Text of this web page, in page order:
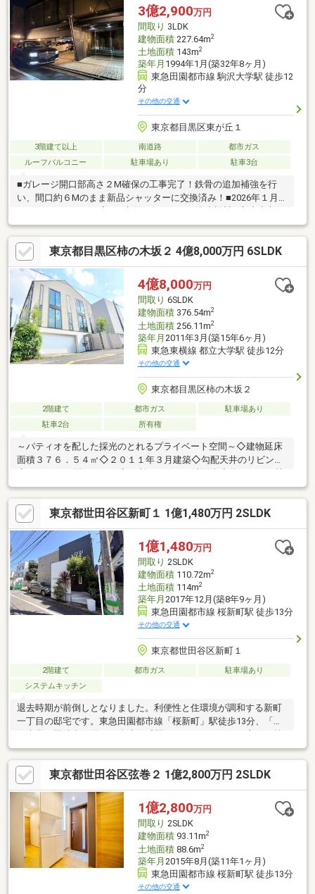
3億2,900万円
間取り 3LDK
建物面積227.64m2
土地面積143m2
築年月 1994年1月(築32年8ヶ月)
東急田園都市線 駒沢大学駅 徒歩12
分
その他の交通
東京都目黒区東が丘１
3階建て以上 南道路
都市ガス
ルーフバルコニー
駐車場あり 駐車3台
■ガレージ開口部高さ２M確保の工事完了！鉄骨の追加補強を行
い、間口約６Mのまま新品シャッターに交換済み！■2026年１月
宅では不可能な柱や壁のないワイドスパンの特大ガレージ＆リビ
ング！■２階リビングは大型強化ガラス張りに天井高２．６M解放
感抜群！室内ドアも特注サイズ！■南向き3階マスターベッドルー
ムに屋外パーティー、BBQも楽しめる特大バルコニー(ガス口・水
道・ライト既設)■防犯対策万全！ＳＥＣＯＭオートロックシステ
ム、防犯カメラ設置あり！■全館トイレキッチンバスルームに至
るまでスピーカー既設～24時間音楽のある生活を～
東京都目黒区柿の木坂２ 4億8,000万円 6SLDK
4億8,000万円
間取り 6SLDK
建物面積376.54m2
土地面積256.11m2
築年月 2011年3月(築15年6ヶ月)
東急東横線 都立大学駅 徒歩12分
その他の交通
東京都目黒区柿の木坂２
2階建て 都市ガス
駐車場あり
駐車2台
所有権
～パティオを配した採光のとれるプライベート空間～◇建物延床
面積３７６．５４㎡◇２０１１年３月建築◇勾配天井のリビング
のＤＥＮ～充実の収納～◇シュークローク・コートクローク◇ウ
ォークインクローゼット×３◇サービスルーム（納戸）×２◇パン
トリー・クローク◇ロフト
東京都世田谷区新町１ 1億1,480万円 2SLDK
1億1,480万円
間取り 2SLDK
建物面積110.72m2
土地面積114m2
築年月 2017年12月(築8年9ヶ月)
東急田園都市線 桜新町駅 徒歩13分
その他の交通
東京都世田谷区新町１
2階建て 都市ガス
駐車場あり
システムキッチン
退去時期が前倒しとなりました。利便性と住環境が調和する新町
一丁目の邸宅です。東急田園都市線「桜新町」駅徒歩13分、「駒
一種低層住居専用地域内の閑静な住宅街に位置し、深沢小学校も
至近で子育てに適した環境です。敷地は開放的な北東角地で、建
物は2017年12月築の木造2階建て。各居室のほかサービスルーム
やグルニエ、駐車場も備えたゆとりある設計です。
東京都世田谷区弦巻２ 1億2,800万円 2SLDK
1億2,800万円
間取り 2SLDK
建物面積93.11m2
土地面積88.6m2
築年月 2015年8月(築11年1ヶ月)
東急田園都市線 桜新町駅 徒歩13分
その他の交通